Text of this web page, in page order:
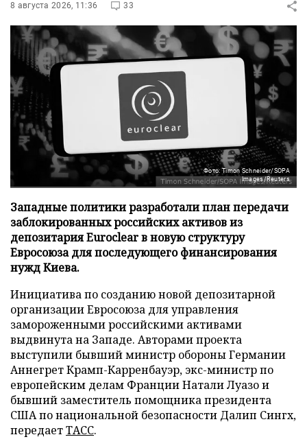
8 августа 2026, 11:36 33
Фото: Timon Schneider/SOPA
Images/Reuters
Западные политики разработали план передачи
заблокированных российских активов из
депозитария Euroclear в новую структуру
Евросоюза для последующего финансирования
нужд Киева.
Инициатива по созданию новой депозитарной
организации Евросоюза для управления
замороженными российскими активами
выдвинута на Западе. Авторами проекта
выступили бывший министр обороны Германии
Аннегрет Крамп-Карренбауэр, экс-министр по
европейским делам Франции Натали Луазо и
бывший заместитель помощника президента
США по национальной безопасности Далип Сингх,
передаетТАСС.